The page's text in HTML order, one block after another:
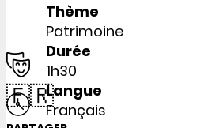
Thème
Patrimoine
Durée
1h30
🇫🇷Langue
Français